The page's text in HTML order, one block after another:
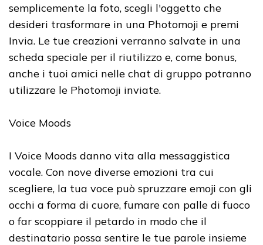
semplicemente la foto, scegli l'oggetto che
desideri trasformare in una Photomoji e premi
Invia. Le tue creazioni verranno salvate in una
scheda speciale per il riutilizzo e, come bonus,
anche i tuoi amici nelle chat di gruppo potranno
utilizzare le Photomoji inviate.
Voice Moods
I Voice Moods danno vita alla messaggistica
vocale. Con nove diverse emozioni tra cui
scegliere, la tua voce può spruzzare emoji con gli
occhi a forma di cuore, fumare con palle di fuoco
o far scoppiare il petardo in modo che il
destinatario possa sentire le tue parole insieme